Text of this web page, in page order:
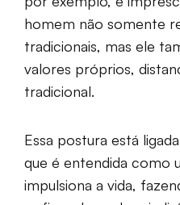
homem não somente
tradicionais, mas ele
valores próprios,
tradicional.
Essa postura está
que é entendida como
impulsiona a vida,